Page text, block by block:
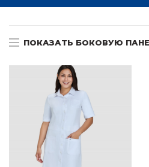
ПОКАЗАТЬ БОКОВУЮ